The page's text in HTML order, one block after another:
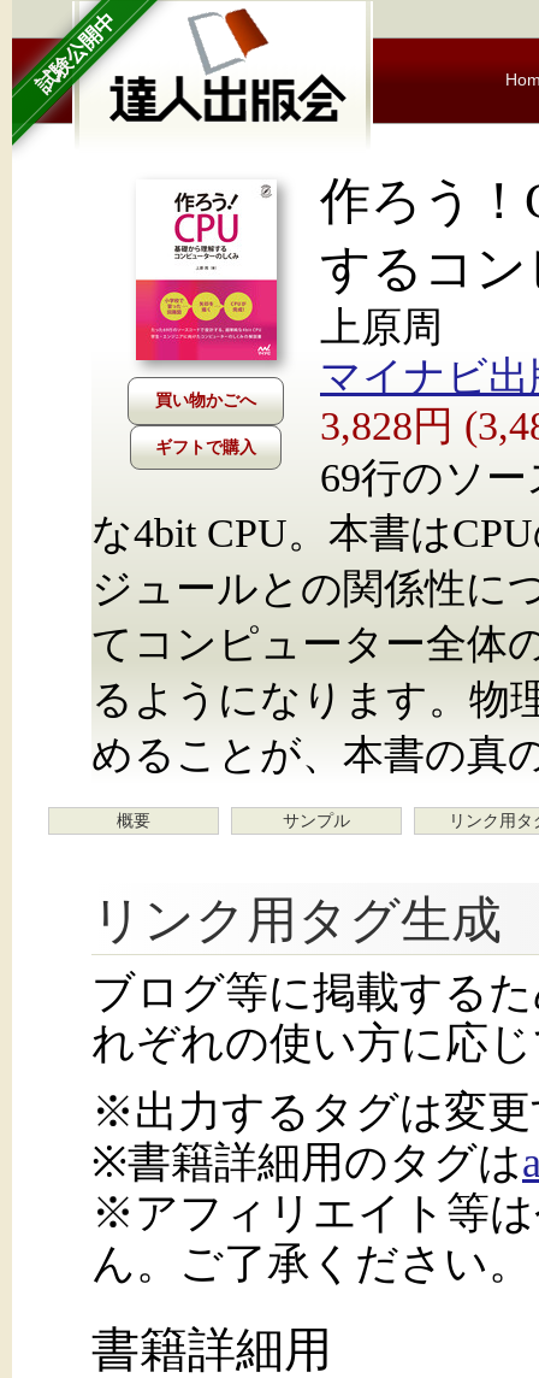
試験公開中
ギフトで購入
作ろう！
するコ
上原周
マイナビ出
3,828円
69行のソ
な4bit CPU。本書は
ジュールとの関係性に
てコンピューター全体
るようになります。物
めることが、本書の真
概要 サンプル リンク用タ
リンク用タグ生成
ブログ等に掲載する
れぞれの使い方に応
※出力するタグは変
※書籍詳細用のタグは
※アフィリエイト等
ん。ご了承ください。
書籍詳細用